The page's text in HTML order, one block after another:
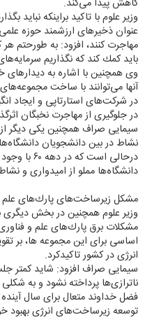
وزیر علوم با تاكید براینكه نباید
عنوان ذخیر‌های ارزشمند حوزه
مهاجرت كنند، افزود: به
باید كمك كند كه نگذاریم
وی همچنین با اشاره به دیدار‌های
آنها می‌توانند با ساخت مجموعه‌های
در شركت‌های استارتاپی و ایجاد
در جلوگیری از مهاجرت نخبگان
سیمایی صراف همچنین یكی دیگر
نشاط در بین دانشجویان
درحالی است
دانشگاه‌ها مملو از امیدواری و
مشكل زیرساخت‌های پارك‌های علم
وزیر علوم همچنین در بخش دیگری
مشكلات برق پارك‌های علم و
اساسی برای این مجموعه ها، بر
انرژی در كشور تاكیدكرد.
سیمایی صراف افزود: شاید كمتر
ناترازی‌ها پرداخته نشود و به
فضل خداوند متعال برای سال آینده
توسعه زیرساخت‌های انرژی بهبود